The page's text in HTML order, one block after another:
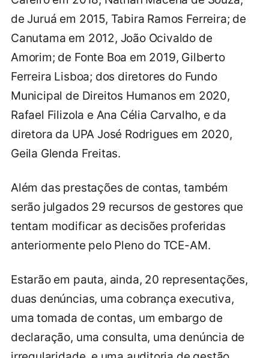
de Juruá em 2015, Tabira Ramos Ferreira; de
Canutama em 2012, João Ocivaldo de
Amorim; de Fonte Boa em 2019, Gilberto
Ferreira Lisboa; dos diretores do Fundo
Municipal de Direitos Humanos em 2020,
Rafael Filizola e Ana Célia Carvalho, e da
diretora da UPA José Rodrigues em 2020,
Geila Glenda Freitas.
Além das prestações de contas, também
serão julgados 29 recursos de gestores que
tentam modificar as decisões proferidas
anteriormente pelo Pleno do TCE-AM.
Estarão em pauta, ainda, 20 representações,
duas denúncias, uma cobrança executiva,
uma tomada de contas, um embargo de
declaração, uma consulta, uma denúncia de